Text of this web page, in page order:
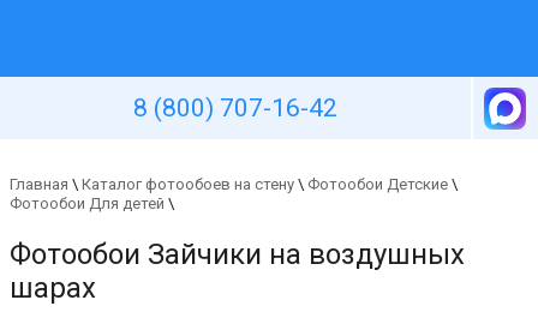
8 (800) 707-16-42
Главная \ Каталог фотообоев на стену \ Фотообои Детские \
Фотообои Для детей \
Фотообои Зайчики на воздушных
шарах